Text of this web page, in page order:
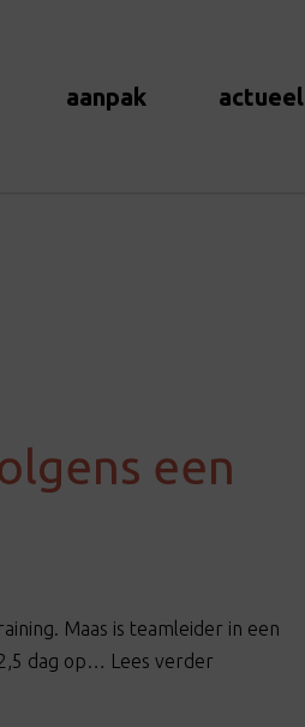
aanpak actueel
een
Maas is teamleider in een
dag op… Lees verder